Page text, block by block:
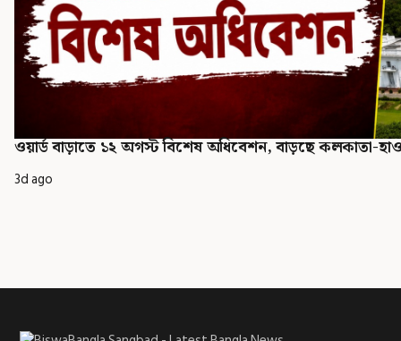
ওয়ার্ড বাড়াতে ১২ অগস্ট বিশেষ অধিবেশন, বাড়ছে কলকাতা-
3d ago